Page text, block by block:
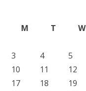
M
T W
3
4 5
10
11 12
17
18 19